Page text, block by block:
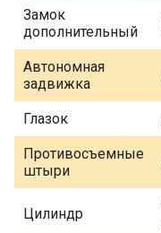
Замок
дополнительный
Автономная
задвижка
Глазок
Противосъемные
штыри
Цилиндр